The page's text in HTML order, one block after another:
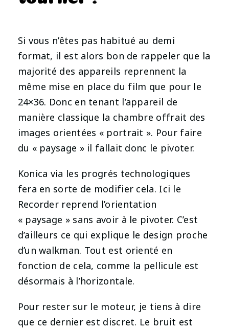
Si vous n’êtes pas habitué au demi
format, il est alors bon de rappeler que la
majorité des appareils reprennent la
même mise en place du film que pour le
24×36. Donc en tenant l’appareil de
manière classique la chambre offrait des
images orientées « portrait ». Pour faire
du « paysage » il fallait donc le pivoter.
Konica via les progrés technologiques
fera en sorte de modifier cela. Ici le
Recorder reprend l’orientation
« paysage » sans avoir à le pivoter. C’est
d’ailleurs ce qui explique le design proche
d’un walkman. Tout est orienté en
fonction de cela, comme la pellicule est
désormais à l’horizontale.
Pour rester sur le moteur, je tiens à dire
que ce dernier est discret. Le bruit est